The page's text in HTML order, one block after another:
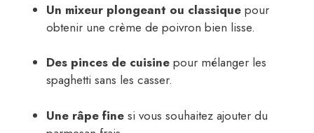
Un mixeur plongeant ou classique pour
obtenir une crème de poivron bien lisse.
Des pinces de cuisine pour mélanger les
spaghetti sans les casser.
Une râpe fine si vous souhaitez ajouter du